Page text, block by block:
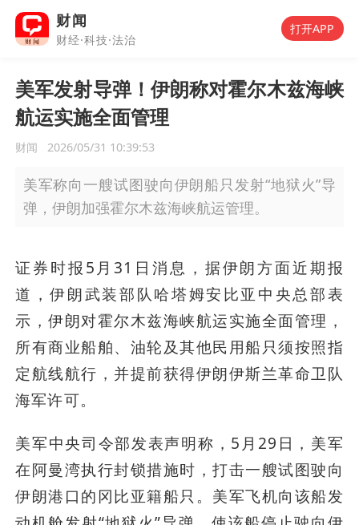
财闻
财经·科技·法治
打开APP
美军发射导弹！伊朗称对霍尔木兹海峡
航运实施全面管理
财闻 2026/05/31 10:39:53
美军称向一艘试图驶向伊朗船只发射“地狱火”导
弹，伊朗加强霍尔木兹海峡航运管理。
证券时报5月31日消息，据伊朗方面近期报
道，伊朗武装部队哈塔姆安比亚中央总部表
示，伊朗对霍尔木兹海峡航运实施全面管理，
所有商业船舶、油轮及其他民用船只须按照指
定航线航行，并提前获得伊朗伊斯兰革命卫队
海军许可。
美军中央司令部发表声明称，5月29日，美军
在阿曼湾执行封锁措施时，打击一艘试图驶向
伊朗港口的冈比亚籍船只。美军飞机向该船发